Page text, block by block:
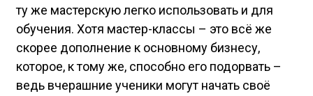
ту же мастерскую легко использовать и для
обучения. Хотя мастер-классы – это всё же
скорее дополнение к основному бизнесу,
которое, к тому же, способно его подорвать –
ведь вчерашние ученики могут начать своё